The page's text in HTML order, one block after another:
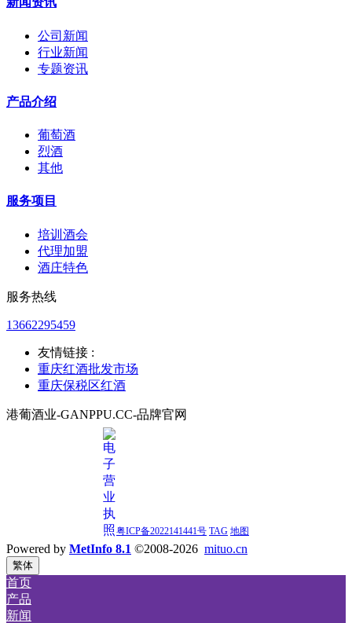
公司新闻
行业新闻
专题资讯
产品介绍
葡萄酒
烈酒
其他
服务项目
培训酒会
代理加盟
酒庄特色
服务热线
13662295459
友情链接 :
重庆红酒批发市场
重庆保税区红酒
港葡酒业-GANPPU.CC-品牌官网
粤ICP备2022141441号 TAG 地图
Powered by MetInfo 8.1 ©2008-2026 mituo.cn
繁体
首页
产品
新闻